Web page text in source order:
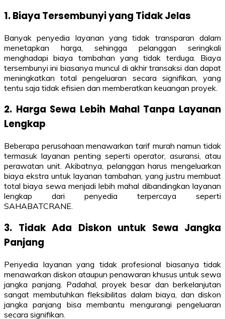
1. Biaya Tersembunyi yang Tidak Jelas
Banyak penyedia layanan yang tidak transparan dalam
menetapkan harga, sehingga pelanggan seringkali
menghadapi biaya tambahan yang tidak terduga. Biaya
tersembunyi ini biasanya muncul di akhir transaksi dan dapat
meningkatkan total pengeluaran secara signifikan, yang
tentu saja tidak efisien dan memberatkan keuangan proyek.
2. Harga Sewa Lebih Mahal Tanpa Layanan
Lengkap
Beberapa perusahaan menawarkan tarif murah namun tidak
termasuk layanan penting seperti operator, asuransi, atau
perawatan unit. Akibatnya, pelanggan harus mengeluarkan
biaya ekstra untuk layanan tambahan, yang justru membuat
total biaya sewa menjadi lebih mahal dibandingkan layanan
lengkap dari penyedia terpercaya seperti
SAHABATCRANE.
3. Tidak Ada Diskon untuk Sewa Jangka
Panjang
Penyedia layanan yang tidak profesional biasanya tidak
menawarkan diskon ataupun penawaran khusus untuk sewa
jangka panjang. Padahal, proyek besar dan berkelanjutan
sangat membutuhkan fleksibilitas dalam biaya, dan diskon
jangka panjang bisa membantu mengurangi pengeluaran
secara signifikan.